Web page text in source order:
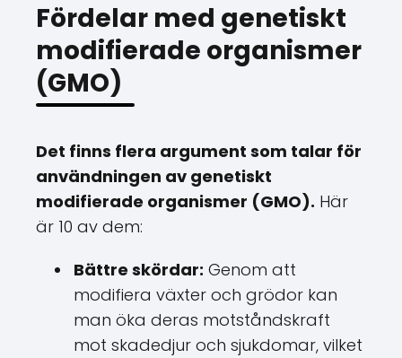
Fördelar med genetiskt
modifierade organismer
(GMO)
Det finns flera argument som talar för
användningen av genetiskt
modifierade organismer (GMO). Här
är 10 av dem:
Bättre skördar: Genom att
modifiera växter och grödor kan
man öka deras motståndskraft
mot skadedjur och sjukdomar, vilket